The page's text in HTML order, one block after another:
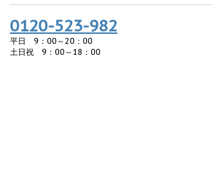
0120-523-982
平日 9：00～20：00
土日祝 9：00～18：00